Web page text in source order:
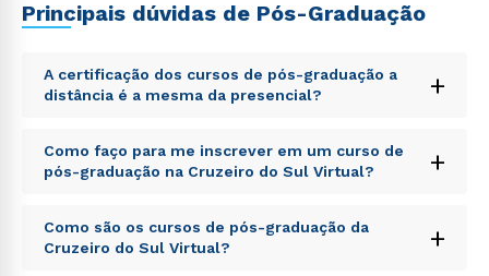
Principais dúvidas de Pós-Graduação
A certificação dos cursos de pós-graduação a
distância é a mesma da presencial?
+
Sed ut perspiciatis unde omnis iste natus error sit
voluptatem accusantium doloremque laudantium,
totam rem aperiam, eaque ipsa quae ab illo inventore
explicabo. Nemo enim ipsam voluptatem quia
voluptas sit aspernatur aut odit aut fugit, sed quia
Como faço para me inscrever em um curso de
pós-graduação na Cruzeiro do Sul Virtual?
+
Sed ut perspiciatis unde omnis iste natus error sit
voluptatem accusantium doloremque laudantium,
Como são os cursos de pós-graduação da
Cruzeiro do Sul Virtual?
+